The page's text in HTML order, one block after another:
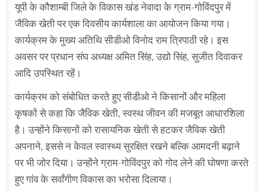
यूपी के कौशाम्बी जिले के विकास खंड नेवादा के ग्राम-गोविंदपुर में
जैविक खेती पर एक दिवसीय कार्यशाला का आयोजन किया गया।
कार्यक्रम के मुख्य अतिथि सीडीओ विनोद राम त्रिपाठी रहे। इस
अवसर पर प्रधान संघ अध्यक्ष अमित सिंह, उद्यो सिंह, सुजीत दिवाकर
आदि उपस्थित रहें।
कार्यक्रम को संबोधित करते हुए सीडीओ ने किसानों और महिला
कृषकों से कहा कि जैविक खेती, स्वस्थ जीवन की मजबूत आधारशिला
है। उन्होंने किसानों को रासायनिक खेती से हटकर जैविक खेती
अपनाने, इससे न केवल स्वास्थ्य सुरक्षित रखने बल्कि आमदनी बढ़ाने
पर भी जोर दिया। उन्होंने ग्राम-गोविंदपुर को गोद लेने की घोषणा करते
हुए गांव के सर्वांगीण विकास का भरोसा दिलाया।